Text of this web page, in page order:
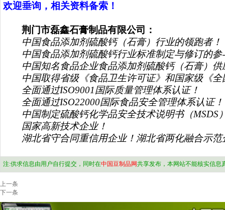
欢迎垂询，相关资料备索！
荆门市磊鑫石膏制品有限公司：
中国食品添加剂硫酸钙（石膏）行业的领跑者！
中国食品添加剂硫酸钙行业标准制定与修订的
中国知名食品企业食品添加剂硫酸钙（石膏）供
中国取得省级《食品卫生许可证》和国家级《
全面通过ISO9001国际质量管理体系认证！
全面通过ISO22000国际食品安全管理体系认证！
中国制定硫酸钙化学品安全技术说明书（MSDS
国家高新技术企业！
湖北省守合同重信用企业！湖北省两化融合示范
注:供求信息由用户自行提交，同时在中国豆制品网共享发布，本网站不能核实信息
上一条
下一条